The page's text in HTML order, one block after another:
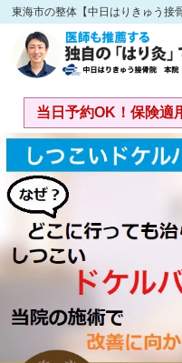
東海市の整体【中日はりきゅう接
当日予約OK！保険適